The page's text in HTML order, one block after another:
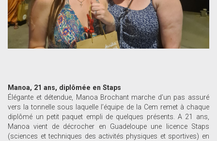
Manoa, 21 ans, diplômée en Staps
Élégante et détendue, Manoa Brochant marche d’un pas assuré
vers la tonnelle sous laquelle l’équipe de la Cem remet à chaque
diplômé un petit paquet empli de quelques présents. A 21 ans,
Manoa vient de décrocher en Guadeloupe une licence Staps
(sciences et techniques des activités physiques et sportives) en